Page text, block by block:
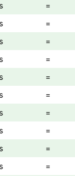
=
=
=
=
=
=
=
=
=
=